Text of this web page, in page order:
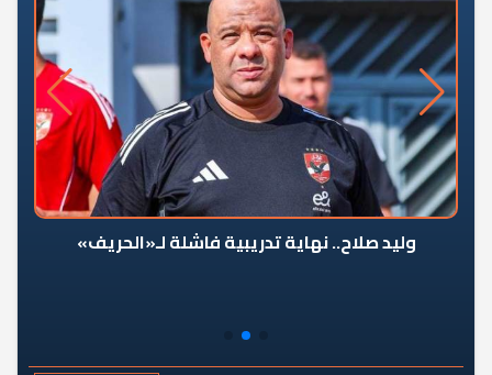
وليد صلاح.. نهاية تدريبية فاشلة لـ«الحريف»